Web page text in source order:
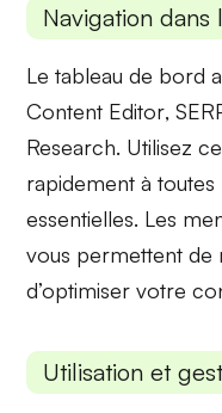
Navigation dans
Le tableau de bord
Content Editor,
Research. Utilisez
rapidement à
essentielles. Les
vous permettent de
d’optimiser votre
Utilisation et